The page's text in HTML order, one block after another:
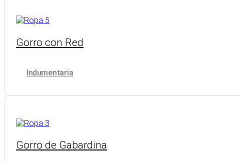
Gorro con Red
Indumentaria
Gorro de Gabardina